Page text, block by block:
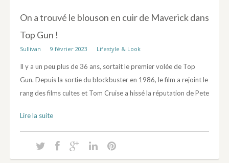
On a trouvé le blouson en cuir de Maverick dans
Top Gun !
Sullivan 9 février 2023 Lifestyle & Look
Il y a un peu plus de 36 ans, sortait le premier volée de Top
Gun. Depuis la sortie du blockbuster en 1986, le film a rejoint le
rang des films cultes et Tom Cruise a hissé la réputation de Pete
Lire la suite